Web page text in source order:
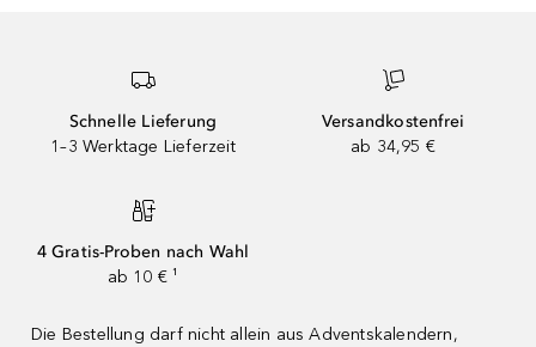
Schnelle Lieferung
1–3 Werktage Lieferzeit
Versandkostenfrei
ab 34,95 €
4 Gratis-Proben nach Wahl
ab 10 € ¹
Die Bestellung darf nicht allein aus Adventskalendern,